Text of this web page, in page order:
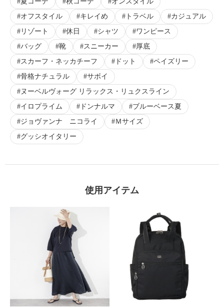
オフスタイル
キレイめ トラベル
カジュアル
リゾート
休日 シャツ
ワンピース
バッグ
靴 スニーカー
厚底
スカーフ・ネッカチーフ
ドット
ペイズリー
骨格ナチュラル
サボイ
ヌーベルヴォーグ リラックス・リュクスライン
イロプライム
ドンナルマ
ブルーベース夏
ジョヴァンナ ニコライ
Ｍサイズ
グッシオイタリー
使用アイテム